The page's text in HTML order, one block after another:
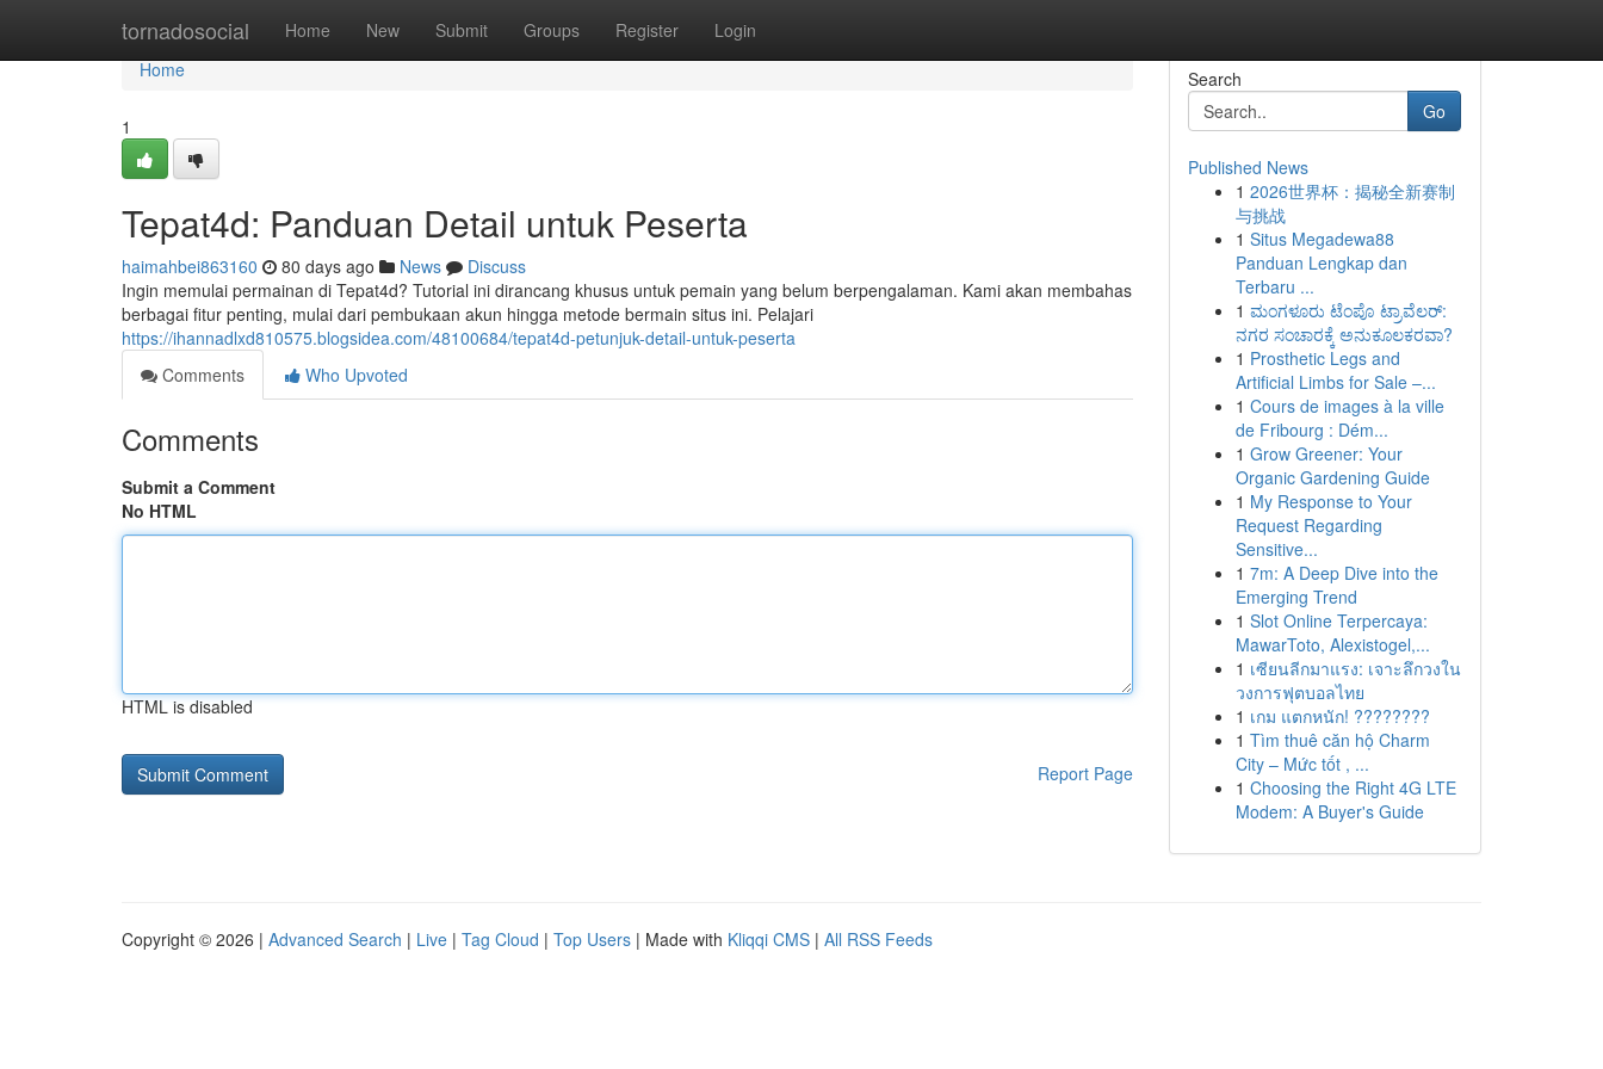
tornadosocial Home New Submit Groups Register Login
Home
Home
1
Tepat4d: Panduan Detail untuk Peserta
haimahbei863160 80 days ago News
Discuss
Ingin memulai permainan di Tepat4d? Tutorial ini dirancang khusus untuk pemain yang belum berpengalaman. Kami akan membahas
berbagai fitur penting, mulai dari pembukaan akun hingga metode bermain situs ini. Pelajari
https://ihannadlxd810575.blogsidea.com/48100684/tepat4d-petunjuk-detail-untuk-peserta
Comments
Who Upvoted
Comments
Submit a Comment
No HTML
HTML is disabled
Report Page
Search
Go
Published News
1 2026世界杯：揭秘全新赛制
与挑战
1 Situs Megadewa88
Panduan Lengkap dan
Terbaru ...
1 ಮಂಗಳೂರು ಟೆಂಪೊ ಟ್ರಾವೆಲರ್:
ನಗರ ಸಂಚಾರಕ್ಕೆ ಅನುಕೂಲಕರವಾ?
1 Prosthetic Legs and
Artificial Limbs for Sale –...
1 Cours de images à la ville
de Fribourg : Dém...
1 Grow Greener: Your
Organic Gardening Guide
1 My Response to Your
Request Regarding
Sensitive...
1 7m: A Deep Dive into the
Emerging Trend
1 Slot Online Terpercaya:
MawarToto, Alexistogel,...
1 เซียนลีกมาแรง: เจาะลึกวงใน
วงการฟุตบอลไทย
1 เกม แตกหนัก! ????????
1 Tìm thuê căn hộ Charm
City – Mức tốt , ...
1 Choosing the Right 4G LTE
Modem: A Buyer's Guide
Copyright © 2026 | Advanced Search | Live | Tag Cloud | Top Users | Made with Kliqqi CMS | All RSS Feeds